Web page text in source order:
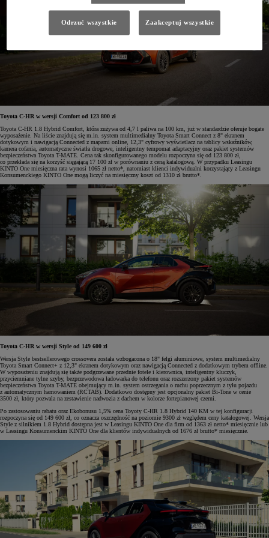
Toyota C-HR w wersji Comfort od 123 800 zł
Toyota C-HR 1.8 Hybrid Comfort, która zużywa od 4,7 l paliwa na 100 km, już w standardzie oferuje bogate
wyposażenie. Na liście znajdują się m.in. system multimedialny Toyota Smart Connect z 8" ekranem
dotykowym i nawigacją Connected z mapami online, 12,3" cyfrowy wyświetlacz na tablicy wskaźników,
kamera cofania, automatyczne światła drogowe, inteligentny tempomat adaptacyjny oraz pakiet systemów
bezpieczeństwa Toyota T-MATE. Cena tak skonfigurowanego modelu rozpoczyna się od 123 800 zł,
co przekłada się na korzyść sięgającą 17 100 zł w porównaniu z ceną katalogową. W przypadku Leasingu
KINTO One miesięczna rata wynosi 1065 zł netto*, natomiast klienci indywidualni korzystający z Leasingu
Konsumenckiego KINTO One mogą liczyć na miesięczny koszt od 1310 zł brutto*.
Toyota C-HR w wersji Style od 149 600 zł
Wersja Style bestsellerowego crossovera została wzbogacona o 18" felgi aluminiowe, system multimedialny
Toyota Smart Connect+ z 12,3" ekranem dotykowym oraz nawigacją Connected z dodatkowym trybem offline.
W wyposażeniu znajdują się także podgrzewane przednie fotele i kierownica, inteligentny kluczyk,
przyciemniane tylne szyby, bezprzewodowa ładowarka do telefonu oraz rozszerzony pakiet systemów
bezpieczeństwa Toyota T-MATE obejmujący m.in. system ostrzegania o ruchu poprzecznym z tyłu pojazdu
z automatycznym hamowaniem (RCTAB). Dodatkowo dostępny jest opcjonalny pakiet Bi-Tone w cenie
3500 zł, który pozwala na zestawienie nadwozia z dachem w kolorze fortepianowej czerni.
Po zastosowaniu rabatu oraz Ekobonusu 1,5% cena Toyoty C-HR 1.8 Hybrid 140 KM w tej konfiguracji
rozpoczyna się od 149 600 zł, co oznacza oszczędność na poziomie 9300 zł względem ceny katalogowej. Wersja
Style z silnikiem 1.8 Hybrid dostępna jest w Leasingu KINTO One dla firm od 1363 zł netto* miesięcznie lub
w Leasingu Konsumenckim KINTO One dla klientów indywidualnych od 1676 zł brutto* miesięcznie.
Odrzuć wszystkie Zaakceptuj wszystkie